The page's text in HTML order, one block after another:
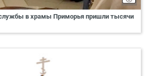
в храмы Приморья пришли тысячи